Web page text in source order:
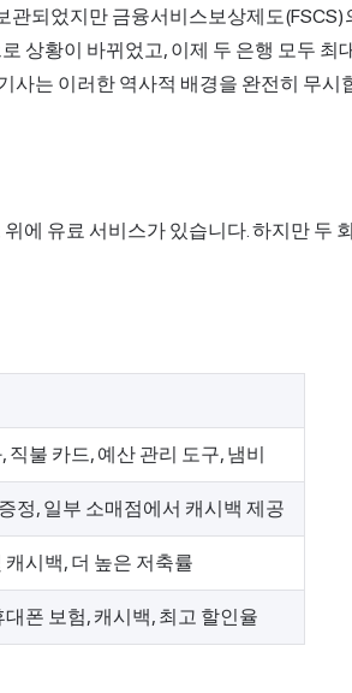
관되었지만 금융서비스보상제도(FSCS)
상황이 바뀌었고, 이제 두 은행 모두
사는 이러한 역사적 배경을 완전히 무시
에 유료 서비스가 있습니다. 하지만 두
직불 카드, 예산 관리 도구, 냄비
정, 일부 소매점에서 캐시백 제공
캐시백, 더 높은 저축률
폰 보험, 캐시백, 최고 할인율